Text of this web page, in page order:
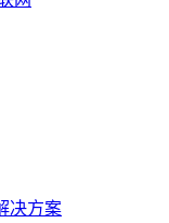
决方案